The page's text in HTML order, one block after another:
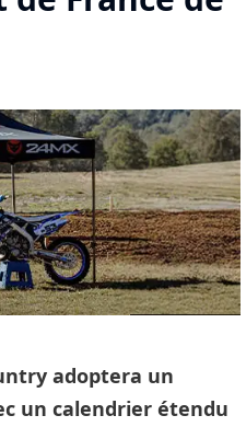
adoptera un
un calendrier étendu